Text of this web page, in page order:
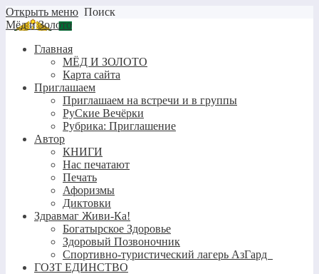
Открыть меню Поиск
Мёд и Золото
Главная
МЁД И ЗОЛОТО
Карта сайта
Приглашаем
Приглашаем на встречи и в группы
РуСкие Вечёрки
Рубрика: Приглашение
Автор
КНИГИ
Нас печатают
Печать
Афоризмы
Диктовки
Здравмаг Живи-Ка!
Богатырское Здоровье
Здоровый Позвоночник
Спортивно-туристический лагерь АзГард
ГОЗТ ЕДИНСТВО